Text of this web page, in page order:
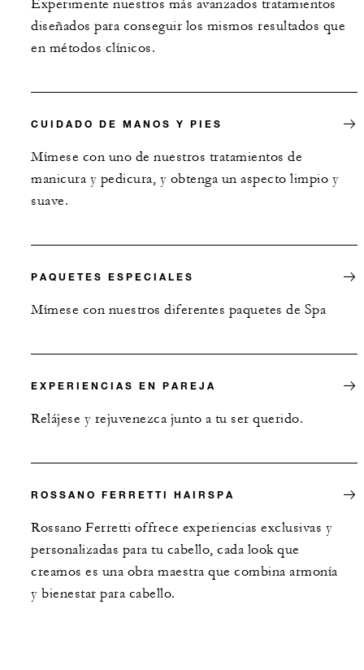
Experimente nuestros más avanzados tratamientos
diseñados para conseguir los mismos resultados que
en métodos clínicos.
CUIDADO DE MANOS Y PIES
Mímese con uno de nuestros tratamientos de
manicura y pedicura, y obtenga un aspecto limpio y
suave.
PAQUETES ESPECIALES
Mímese con nuestros diferentes paquetes de Spa
EXPERIENCIAS EN PAREJA
Relájese y rejuvenezca junto a tu ser querido.
ROSSANO FERRETTI HAIRSPA
Rossano Ferretti offrece experiencias exclusivas y
personalizadas para tu cabello, cada look que
creamos es una obra maestra que combina armonía
y bienestar para cabello.